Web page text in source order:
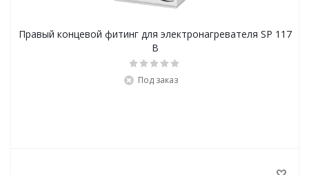
Правый концевой фитинг для электронагревателя SP 117
В
Под заказ